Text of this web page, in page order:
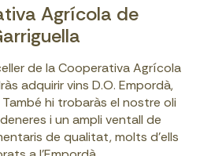
Agrícola de
de la Cooperativa Agrícola
adquirir vins D.O. Empordà,
hi trobaràs el nostre oli
i un ampli ventall de
de qualitat, molts d’ells